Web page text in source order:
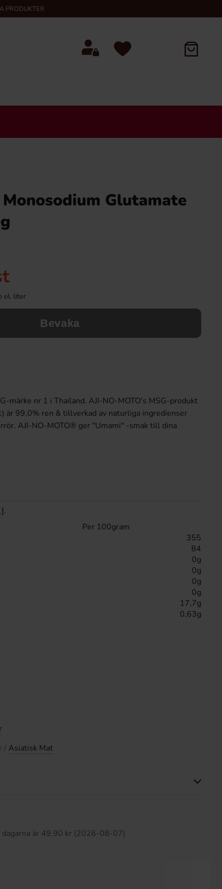
PRODUKTER
Glutamate
el. liter
Bevaka
märke nr 1 i Thailand. AJI-NO-MOTO's MSG-produkt
är 99,0% ren & tillverkad av naturliga ingredienser
AJI-NO-MOTO® ger "Umami" -smak till dina
Per 100gram
355
84
0g
0g
0g
0g
17,7g
0,63g
/ Asiatisk Mat
är 49.90 kr (2026-08-07)